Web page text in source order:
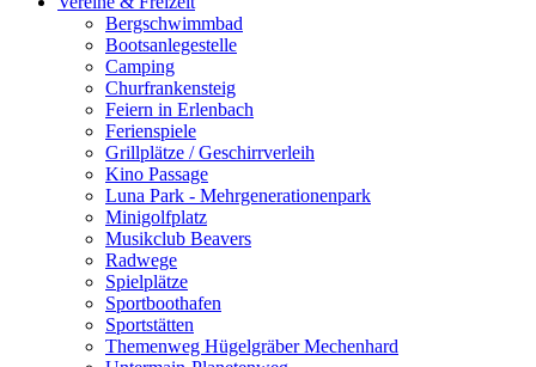
Bergschwimmbad
Bootsanlegestelle
Camping
Churfrankensteig
Feiern in Erlenbach
Ferienspiele
Grillplätze / Geschirrverleih
Kino Passage
Luna Park - Mehrgenerationenpark
Minigolfplatz
Musikclub Beavers
Radwege
Spielplätze
Sportboothafen
Sportstätten
Themenweg Hügelgräber Mechenhard